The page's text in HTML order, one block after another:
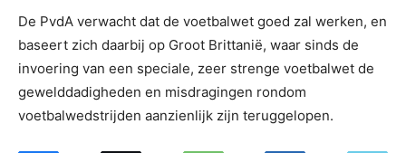
De PvdA verwacht dat de voetbalwet goed zal werken, en
baseert zich daarbij op Groot Brittanië, waar sinds de
invoering van een speciale, zeer strenge voetbalwet de
gewelddadigheden en misdragingen rondom
voetbalwedstrijden aanzienlijk zijn teruggelopen.